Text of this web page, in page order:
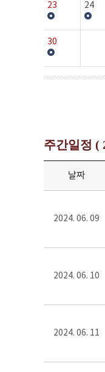
23 24
30
주간일정 (
날짜
2024. 06. 09
2024. 06. 10
2024. 06. 11